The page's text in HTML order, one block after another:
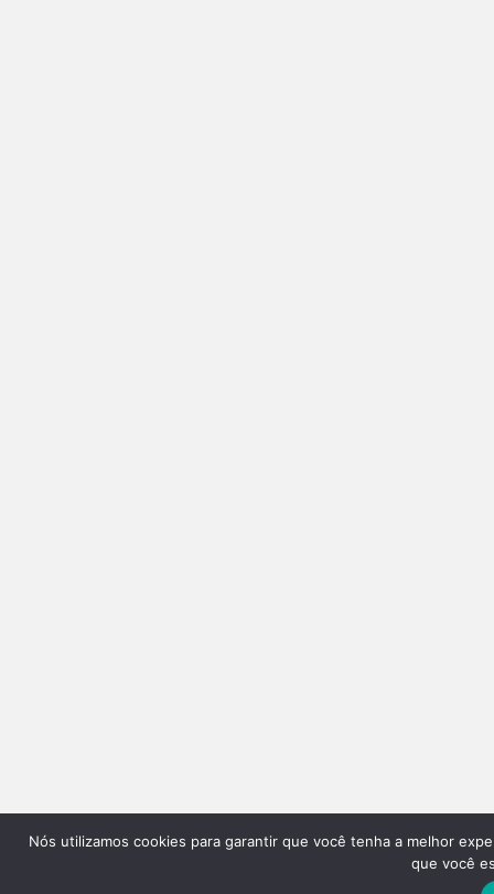
Nós utilizamos cookies para garantir que você tenha a melhor
que você